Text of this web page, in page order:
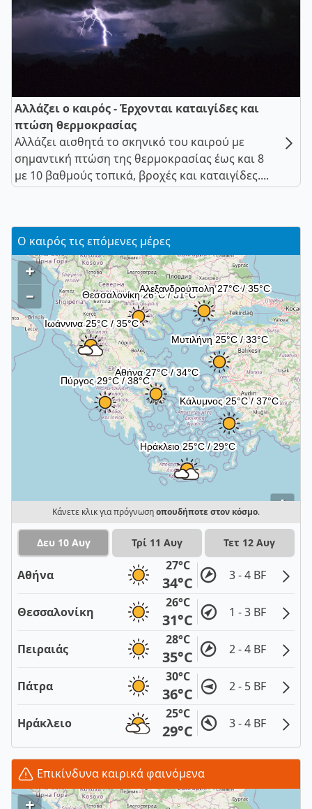
Αλλάζει ο καιρός - Έρχονται καταιγίδες και
πτώση θερμοκρασίας
Αλλάζει αισθητά το σκηνικό του καιρού με
σημαντική πτώση της θερμοκρασίας έως και 8
με 10 βαθμούς τοπικά, βροχές και καταιγίδες....
Ο καιρός τις επόμενες μέρες
i
+
–
Κάνετε κλικ για πρόγνωσηοπουδήποτε στον κόσμο.
Δευ 10 Αυγ Τρί 11 Αυγ Τετ 12 Αυγ
Αθήνα
27°C
34°C 3 - 4 BF
Θεσσαλονίκη
26°C
31°C 1 - 3 BF
Πειραιάς
28°C
35°C 2 - 4 BF
Πάτρα
30°C
36°C 2 - 5 BF
Ηράκλειο
25°C
29°C 3 - 4 BF
Επικίνδυνα καιρικά φαινόμενα